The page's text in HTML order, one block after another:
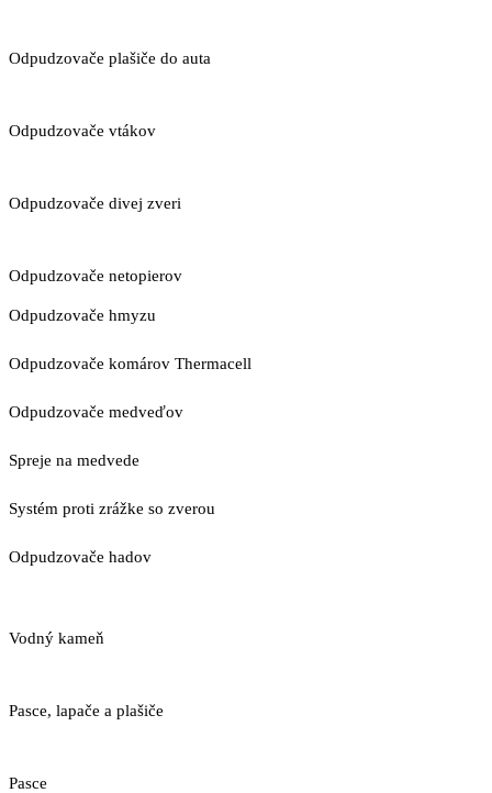
Odpudzovače plašiče do auta
Odpudzovače vtákov
Odpudzovače divej zveri
Odpudzovače netopierov
Odpudzovače hmyzu
Odpudzovače komárov Thermacell
Odpudzovače medveďov
Spreje na medvede
Systém proti zrážke so zverou
Odpudzovače hadov
Vodný kameň
Pasce, lapače a plašiče
Pasce